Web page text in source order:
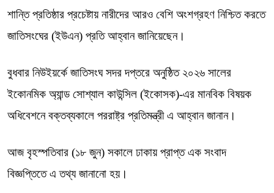
শান্তি প্রতিষ্ঠার প্রচেষ্টায় নারীদের আরও বেশি অংশগ্রহণ নিশ্চিত করতে
জাতিসংঘের (ইউএন) প্রতি আহ্বান জানিয়েছেন।
বুধবার নিউইয়র্কে জাতিসংঘ সদর দপ্তরে অনুষ্ঠিত ২০২৬ সালের
ইকোনমিক অ্যান্ড সোশ্যাল কাউন্সিল (ইকোসক)-এর মানবিক বিষয়ক
অধিবেশনে বক্তব্যকালে পররাষ্ট্র প্রতিমন্ত্রী এ আহ্বান জানান।
আজ বৃহস্পতিবার (১৮ জুন) সকালে ঢাকায় প্রাপ্ত এক সংবাদ
বিজ্ঞপ্তিতে এ তথ্য জানানো হয়।